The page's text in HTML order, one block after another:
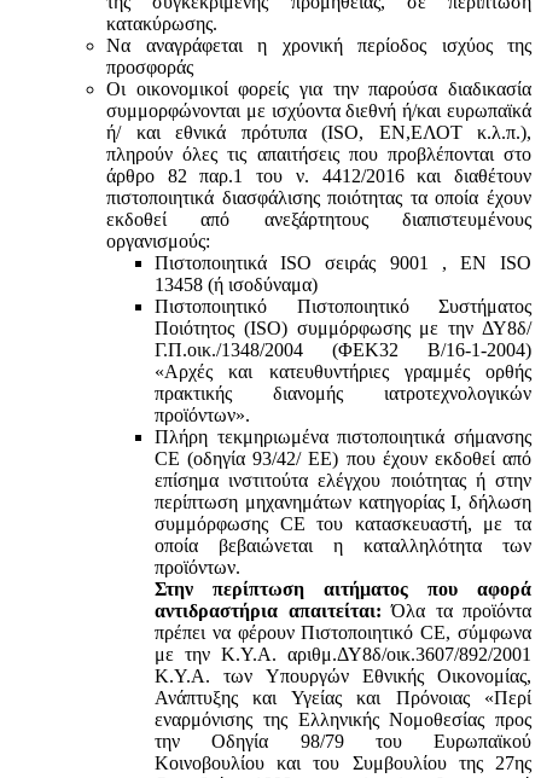
κατακύρωσης.
Να αναγράφεται η χρονική περίοδος ισχύος της
προσφοράς
Οι οικονομικοί φορείς για την παρούσα διαδικασία
συμμορφώνονται με ισχύοντα διεθνή ή/και ευρωπαϊκά
ή/ και εθνικά πρότυπα (ISO, ΕΝ,ΕΛΟΤ κ.λ.π.),
πληρούν όλες τις απαιτήσεις που προβλέπονται στο
άρθρο 82 παρ.1 του ν. 4412/2016 και διαθέτουν
πιστοποιητικά διασφάλισης ποιότητας τα οποία έχουν
εκδοθεί από ανεξάρτητους διαπιστευμένους
οργανισμούς:
Πιστοποιητικά ISO σειράς 9001 , ΕΝ ISO
13458 (ή ισοδύναμα)
Πιστοποιητικό Πιστοποιητικό Συστήματος
Ποιότητος (ISO) συμμόρφωσης με την ΔΥ8δ/
Γ.Π.οικ./1348/2004 (ΦΕΚ32 Β/16-1-2004)
«Αρχές και κατευθυντήριες γραμμές ορθής
πρακτικής διανομής ιατροτεχνολογικών
προϊόντων».
Πλήρη τεκμηριωμένα πιστοποιητικά σήμανσης
CE (οδηγία 93/42/ ΕΕ) που έχουν εκδοθεί από
επίσημα ινστιτούτα ελέγχου ποιότητας ή στην
περίπτωση μηχανημάτων κατηγορίας Ι, δήλωση
συμμόρφωσης CE του κατασκευαστή, με τα
οποία βεβαιώνεται η καταλληλότητα των
προϊόντων.
Στην περίπτωση αιτήματος που αφορά
αντιδραστήρια απαιτείται: Όλα τα προϊόντα
πρέπει να φέρουν Πιστοποιητικό CE, σύμφωνα
με την Κ.Υ.Α. αριθμ.ΔΥ8δ/οικ.3607/892/2001
Κ.Υ.Α. των Υπουργών Εθνικής Οικονομίας,
Ανάπτυξης και Υγείας και Πρόνοιας «Περί
εναρμόνισης της Ελληνικής Νομοθεσίας προς
την Οδηγία 98/79 του Ευρωπαϊκού
Κοινοβουλίου και του Συμβουλίου της 27ης